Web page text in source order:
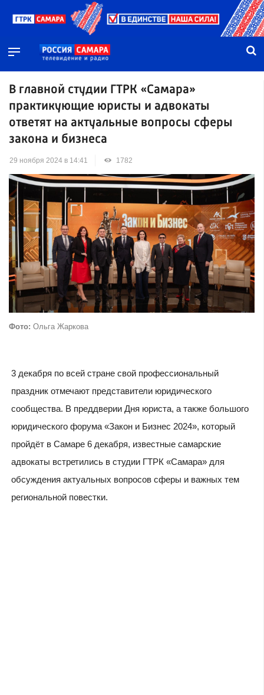
В главной студии ГТРК «Самара»
практикующие юристы и адвокаты
ответят на актуальные вопросы сферы
закона и бизнеса
29 ноября 2024 в 14:41 1782
Фото: Ольга Жаркова
3 декабря по всей стране свой профессиональный
праздник отмечают представители юридического
сообщества. В преддверии Дня юриста, а также большого
юридического форума «Закон и Бизнес 2024», который
пройдёт в Самаре 6 декабря, известные самарские
адвокаты встретились в студии ГТРК «Самара» для
обсуждения актуальных вопросов сферы и важных тем
региональной повестки.